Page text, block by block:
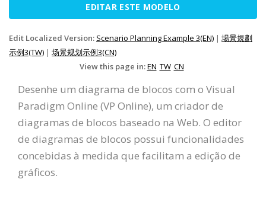
EDITAR ESTE MODELO
Edit Localized Version: Scenario Planning Example 3(EN) | 場景規劃
示例3(TW) | 场景规划示例3(CN)
View this page in:EN TW CN
Desenhe um diagrama de blocos com o Visual
Paradigm Online (VP Online), um criador de
diagramas de blocos baseado na Web. O editor
de diagramas de blocos possui funcionalidades
concebidas à medida que facilitam a edição de
gráficos.